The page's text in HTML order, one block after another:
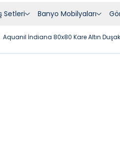
Setleri Banyo Mobilyaları
Aquanil İndiana 80x80 Kare Altın